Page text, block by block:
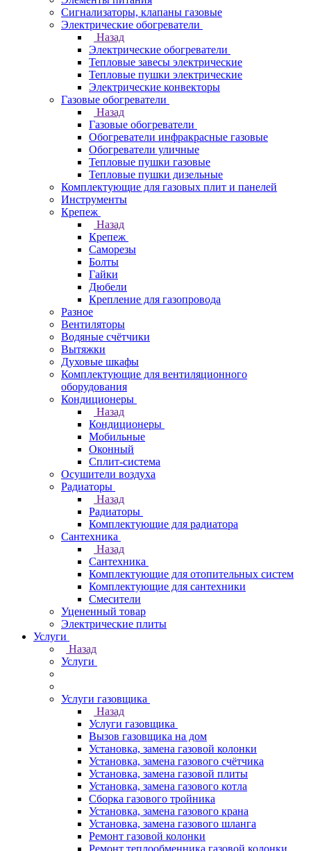
Сигнализаторы, клапаны газовые
Электрические обогреватели
Назад
Электрические обогреватели
Тепловые завесы электрические
Тепловые пушки электрические
Электрические конвекторы
Газовые обогреватели
Назад
Газовые обогреватели
Обогреватели инфракрасные газовые
Обогреватели уличные
Тепловые пушки газовые
Тепловые пушки дизельные
Комплектующие для газовых плит и панелей
Инструменты
Крепеж
Назад
Крепеж
Саморезы
Болты
Гайки
Дюбели
Крепление для газопровода
Разное
Вентиляторы
Водяные счётчики
Вытяжки
Духовые шкафы
Комплектующие для вентиляционного
оборудования
Кондиционеры
Назад
Кондиционеры
Мобильные
Оконный
Сплит-система
Осушители воздуха
Радиаторы
Назад
Радиаторы
Комплектующие для радиатора
Сантехника
Назад
Сантехника
Комплектующие для отопительных систем
Комплектующие для сантехники
Смесители
Уцененный товар
Электрические плиты
Услуги
Назад
Услуги
Услуги газовщика
Назад
Услуги газовщика
Вызов газовщика на дом
Установка, замена газовой колонки
Установка, замена газового счётчика
Установка, замена газовой плиты
Установка, замена газового котла
Сборка газового тройника
Установка, замена газового крана
Установка, замена газового шланга
Ремонт газовой колонки
Ремонт теплообменника газовой колонки